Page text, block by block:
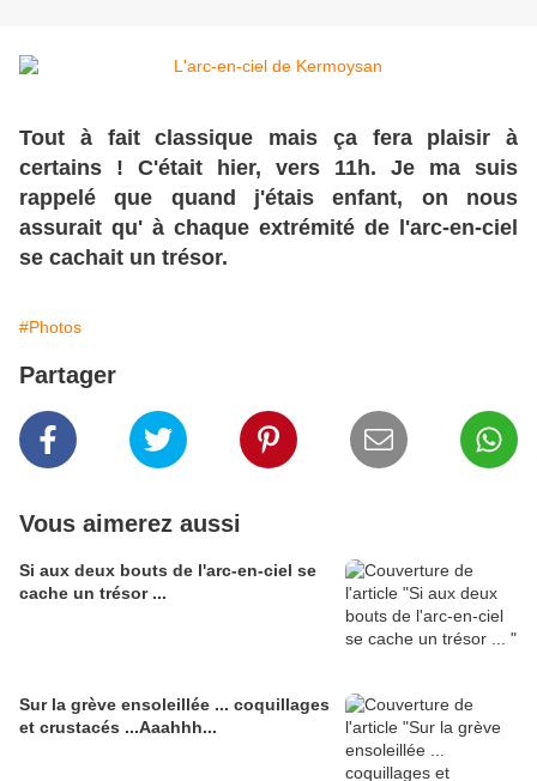
Tout à fait classique mais ça fera plaisir à
certains ! C'était hier, vers 11h. Je ma suis
rappelé que quand j'étais enfant, on nous
assurait qu' à chaque extrémité de l'arc-en-ciel
se cachait un trésor.
#Photos
Partager
Vous aimerez aussi
Si aux deux bouts de l'arc-en-ciel se
cache un trésor ...
Sur la grève ensoleillée ... coquillages
et crustacés ...Aaahhh...